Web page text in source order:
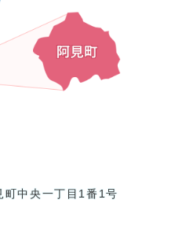
中央一丁目1番1号